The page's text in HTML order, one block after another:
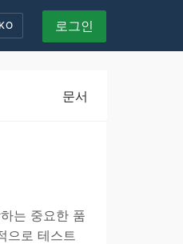
KO 로그인
문서
는 중요한 품
으로 테스트